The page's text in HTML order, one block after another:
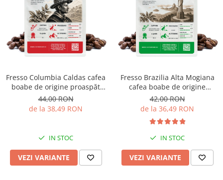
Fresso Columbia Caldas cafea
boabe de origine proaspăt
prăjită
44,00 RON
de la 38,49 RON
IN STOC
VEZI VARIANTE
Fresso Brazilia Alta Mogiana
cafea boabe de origine
proaspăt prăjită
42,00 RON
de la 36,49 RON
IN STOC
VEZI VARIANTE